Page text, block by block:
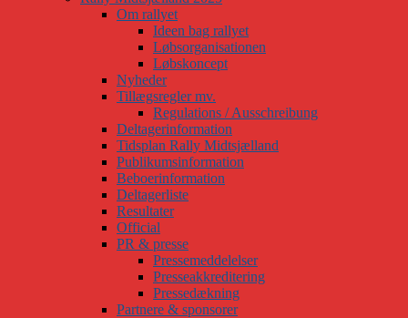
Om rallyet
Ideen bag rallyet
Løbsorganisationen
Løbskoncept
Nyheder
Tillægsregler mv.
Regulations / Ausschreibung
Deltagerinformation
Tidsplan Rally Midtsjælland
Publikumsinformation
Beboerinformation
Deltagerliste
Resultater
Official
PR & presse
Pressemeddelelser
Presseakkreditering
Pressedækning
Partnere & sponsorer